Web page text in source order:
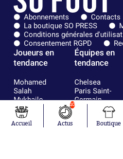
Abonnements
Contacts
La boutique SO PRESS
Conditions générales
Consentement RGPD
Joueurs en
tendance
Mohamed
Salah
Mykhailo
Mudryk
Neymar
Khalis Merah
Équipes en
tendance
Chelsea
Paris Saint-
Germain
Bordeaux
Olympique
lyonnais
Accueil
10
Actus Boutique